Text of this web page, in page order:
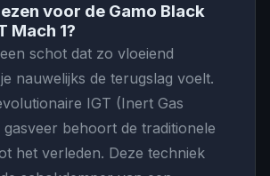
voor de Gamo Black
Mach 1?
schot dat zo vloeiend
nauwelijks de terugslag voelt.
IGT (Inert Gas
behoort de traditionele
het verleden. Deze techniek